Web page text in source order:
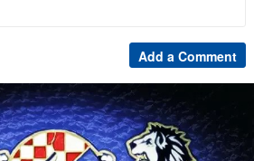
Add a Comment